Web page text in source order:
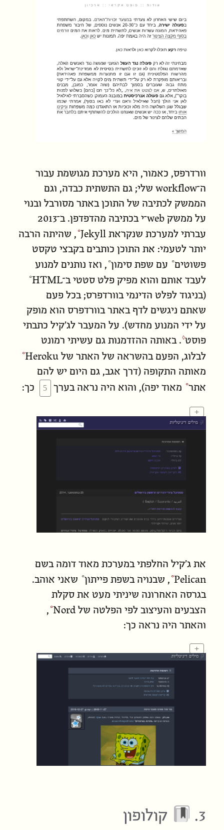
וורדרפס, כאמור, היא מערכת מגושמת עבור
ה־workflow שלי; גם התשתית כבדה, וגם
הממשק לכתיבה של התוכן באתר מסורבל ובנוי
על ממשק web־י בכתיבה מהדפדפן. ב־2013
עברתי למערכת שנקראת Jekyll , שהיתה הרבה
יותר לטעמי: את התוכן כותבים בקבצי טקסט
פשוטים
עם שפת סימון , ואז נותנים למנוע
לעבד אותם והוא מפיק פלט סטטי ב־HTML
(בניגוד לפלט הדינמי בוורדפרס; בכל פעם
שאתם ניגשים לדף באתר בוורדפרס הוא מופק
על ידי המנוע מחדש). על המעבר לג׳קיל כתבתי
פוסט . באותה ההזדמנות גם עשיתי רמונט
לבלוג, הפעם בהשראה של האתר של Heroku
מאותה התקופה (דרך אגב, גם היום יש להם
אתר
מאוד יפה), והוא היה נראה בערך כך:
+
את ג׳קיל החלפתי במערכת מאוד דומה בשם
Pelican , שבנויה בשפת פייתון
שאני אוהב.
בגרסה האחרונה שיניתי מעט את סקלת
הצבעים והעיצוב לפי הפלטה של Nord
,
והאתר היה נראה כך:
+
3. קולופון